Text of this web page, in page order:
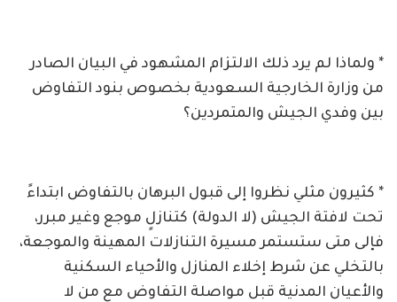
* ولماذا لم يرد ذلك الالتزام المشهود في البيان الصادر
من وزارة الخارجية السعودية بخصوص بنود التفاوض
بين وفدي الجيش والمتمردين؟
* كثيرون مثلي نظروا إلى قبول البرهان بالتفاوض ابتداءً
تحت لافتة الجيش (لا الدولة) كتنازلٍ موجع وغير مبرر،
فإلى متى ستستمر مسيرة التنازلات المهينة والموجعة،
بالتخلي عن شرط إخلاء المنازل والأحياء السكنية
والأعيان المدنية قبل مواصلة التفاوض مع من لا